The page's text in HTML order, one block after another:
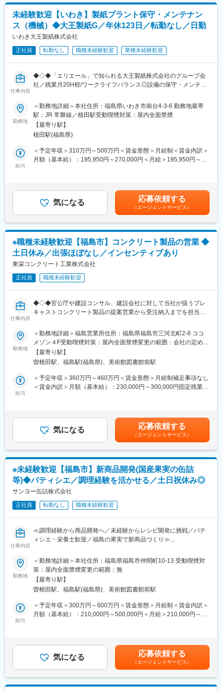
す。また、今後拡大が見込まれるスマホ、EV、自動車自動運転の
業界に関連しているレアメタル関連事業にも力を入れています。
（3）安定利益：創立以来、毎期黒字を継続中です。
（4）技術力：特許活用優良企業表彰を受けており、特許取得22
件、出願中4件、内6件は海外延べ22ヵ国で特許取得しています。
◇営業先／顧客…法人向け営業／製造業など
◇商品…廃棄物の削減・資源リサイクル、CO2削減などの環境課
題を解決するサービスを提供します。
◇社会貢献性◎…日本の環境問題を解決するやりがいのある仕事
◇教育制度充実…基礎研修＋OJTでじっくり学べる環境です。
・モノを売る営業ではなくサービスを提案する業務なので、顧客
志向で働ける点が醍醐味です。顧客の割合は既存が多めです。
す。
・客先では少し専門的な成分名や原材料名が出てくることもあり
ますが、入社後にイチから丁寧にお教えしますのでご安心くださ
い。 実際、在籍している営業職の7割以上が文系出身です。（先
営業とは別に「技術専門の営業スタッフ」が在籍しているため、
専門的な知識のバックアップ体制は万全です。
る点が醍醐味です。顧客の割合は既存が多めです
・営業車・携帯電話・PC貸与は会社準備します。
■働き方：
お客様のスケジュールにより、休日出勤が発生する場合がありま
すが、その場合は振替休日を取得していただきます。お休みはし
っかりと確保できる環境ですのでご安心ください。
変更の範囲：会社の定める業務
未経験歓迎【いわき】製紙プラント保守・メンテナン
ス（機械）◆大王製紙G／年休123日／転勤なし／日勤
いわき大王製紙株式会社
正社員 転勤なし 職種未経験歓迎 業種未経験歓迎
仕事内容
◆◇◆「エリエール」で知られる大王製紙株式会社のグループ会
社／残業月20H程/ワークライフバランス◎設備の保守・メンテナ
■担当業務：
当社の機械系総合職として以下、設備の保守・メンテナンス業
務、改善業務、工事管理・予実績管理業務をお任せします。
＜業務詳細＞
紙をつくる抄紙機械など、最新鋭の紙製造設備の保守・メンテナ
ンスの計画/実行、不具合発生時の復旧作業等を行っていただきま
す。
で、不具合内容の原因を探り的確に保守業務を行っていただく必
要があります。
＜設備について＞
メンテナンスをお任せします。
■組織構成
平均年齢は38歳で、男女比 男10：女0になります。
■教育体制：
数日間の導入研修や配属先でのOJTを通して業務の流れを身に着
■キャリアパス：
段ボール原紙製造マシンの設備保守やメンテナンスを担当してい
ただきます。マシンの構造や保全業務について一通り理解し、1人
でも業務ができるようになり、かつリーダーシップがある方につ
いては、若くして主任や係長へのステップアップを目指すことも
■当社の特徴：
います。また、木材チップや廃プラスチックを活用したバイオマ
スボイラーを製紙業界で先駆けて導入するなど、環境に配慮した
製紙工場を運営しています。当社のリクルートサイト
(https://www.iwaki-daio.co.jp/recruit)もぜひご覧ください。
勤務地
＜勤務地詳細＞本社住所：福島県いわき市南台4-3-6 勤務地最寄
駅：JR 常磐線／植田駅受動喫煙対策：屋内全面禁煙
【最寄り駅】
植田駅(福島県)
給与
＜予定年収＞310万円～500万円＜賃金形態＞月給制＜賃金内訳＞
月額（基本給）：195,950円～270,000円＜月給＞195,950円～
円賃金はあくまでも目安の金額であり、選考を通じて上下する可
能性があります。月給(月額)は固定手当を含めた表記です。
気になる 応募依頼する
（エージェントサービス）
※職種未経験歓迎【福島市】コンクリート製品の営業 ◆
土日休み／出張ほぼなし／インセンティブあり
東栄コンクリート工業株式会社
正社員 職種未経験歓迎
仕事内容
◆◇◆官公庁や建設コンサル、建設会社に対して当社が扱うプレ
キャストコンクリート製品の提案営業から受注納入までを担当い
■業務詳細：
今回ご入社いただく方には、主に新規営業をお任せする予定で
す。
情報誌で物件を見て架電を行っていただき、アポを獲得できたお
客様に対して当社の製品を営業していただくスタイルになりま
す。
製品を採用いただく提案を行います。（スペック営業）
その後、実際に工事案件を落札した建設会社と製品の商談、納入
打合せ等を行います。
す。（納入営業）
■入社後の流れ：
まずは当社コンクリート製品等、既製品の販売営業から担ってい
は営業の人員が在籍していないため、本社や仙台営業所の営業マ
ンがサポートいたします。
■はたらき方：
・営業エリアは福島内中心となりますが、現場への納品の際は県
・お客様先によっては直行直帰していただくこと可能です。泊り
がけの出張は原則ございません。
※出張は主に東北となり、新人はほとんど発生しません。
・年度初めに、地域性と経験年数をもとに一人一人の年間目標が
設定されます。年間目標を月割りしたものを毎月追っていただき
・上記の他に、対象製品を売った場合のインセンティブ支給もご
ざいます。
■当社の魅力：
勤務地
＜勤務地詳細＞福島営業所住所：福島県福島市三河北町2-8 ココ
メゾン４F受動喫煙対策：屋内全面禁煙変更の範囲：会社の定める
事業所
【最寄り駅】
曽根田駅、福島駅(福島県)、美術館図書館前駅
給与
＜予定年収＞360万円～460万円＜賃金形態＞月給制補足事項なし
＜賃金内訳＞月額（基本給）：230,000円～300,000円固定残業手
給与補足＞※給与詳細は経験・能力・前職給与を考慮の上、決定し
ます。■昇給：年1回（4月）■賞与：年2回（7月、12月）賃金はあ
くまでも目安の金額であり、選考を通じて上下する可能性があり
ます。月給(月額)は固定手当を含めた表記です。
気になる 応募依頼する
（エージェントサービス）
※未経験歓迎【福島市】新商品開発(国産果実の缶詰
等)◆パティシエ／調理経験を活かせる／土日祝休み◎
サンヨー缶詰株式会社
正社員 転勤なし 職種未経験歓迎
仕事内容
≪調理経験から商品開発へ／未経験からレシピ開発に挑戦／パテ
ィシエ・栄養士歓迎／福島の果実で新商品づくり≫
・パティシエや調理経験、栄養士資格などを活かして未経験から
商品開発職を目指せる
・試作品づくりからスタートし将来的には商品企画やレシピ開発
にも携われる
・福島県産の桃をはじめとした果実の魅力を全国へ届ける仕事に
挑戦できる
果実缶詰やレトルト食品などの製造を手掛ける当社にて、新製品
ます。
■職務内容：
・試作品の作成
勤務地
＜勤務地詳細＞本社住所：福島県福島市仲間町10-13 受動喫煙対
策：屋内全面禁煙変更の範囲：無
【最寄り駅】
曽根田駅、福島駅(福島県)、美術館図書館前駅
給与
＜予定年収＞300万円～600万円＜賃金形態＞月給制＜賃金内訳＞
月額（基本給）：210,000円～500,000円＜月給＞210,000円～
気になる 応募依頼する
（エージェントサービス）